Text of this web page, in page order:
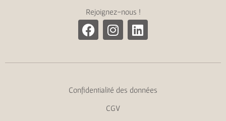
Rejoignez-nous !
Confidentialité des données
CGV